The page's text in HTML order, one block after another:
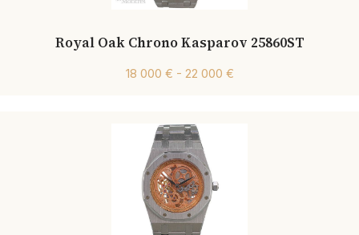
Royal Oak Chrono Kasparov 25860ST
18 000 € - 22 000 €